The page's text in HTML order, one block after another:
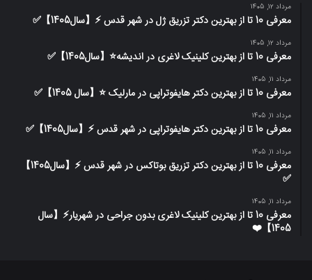
مرداد 12, 1405
معرفی 10 تا از بهترین دکتر تزریق ژل در شهر قدس ⚡️【سال1405】✅
مرداد 12, 1405
معرفی 10 تا از بهترین کلینیک لاغری در اندیشه⭐【سال1405】✅
مرداد 11, 1405
معرفی 10 تا از بهترین دکتر هایفوتراپی در مارلیک ⭐【سال 1405】✅
مرداد 11, 1405
معرفی 10 تا از بهترین دکتر هایفوتراپی در شهر قدس ⚡️【سال1405】✅
مرداد 11, 1405
معرفی 10 تا از بهترین دکتر تزریق بوتاکس در شهر قدس ⚡️【سال1405】
✅
مرداد 11, 1405
معرفی 10 تا از بهترین کلینیک لاغری بدون جراحی در شهریار⚡【سال
1405】❤️